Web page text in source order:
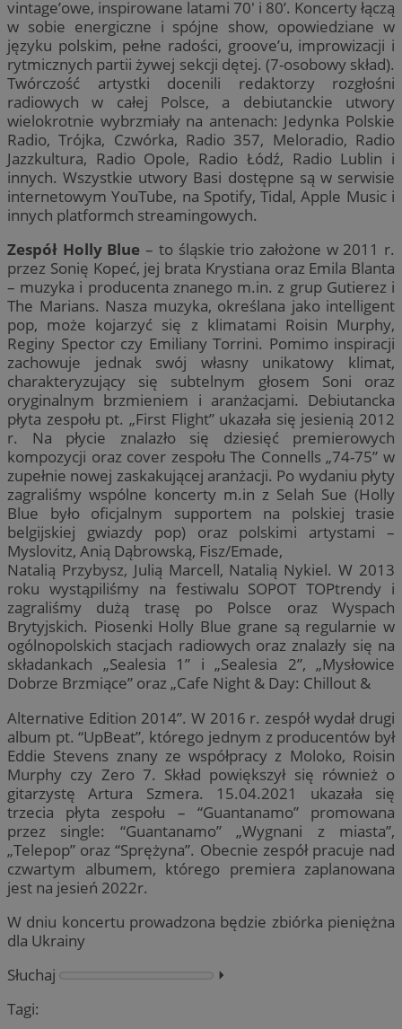
vintage’owe, inspirowane latami 70′ i 80’. Koncerty łączą
w sobie energiczne i spójne show, opowiedziane w
języku polskim, pełne radości, groove’u, improwizacji i
rytmicznych partii żywej sekcji dętej. (7-osobowy skład).
Twórczość artystki docenili redaktorzy rozgłośni
radiowych w całej Polsce, a debiutanckie utwory
wielokrotnie wybrzmiały na antenach: Jedynka Polskie
Radio, Trójka, Czwórka, Radio 357, Meloradio, Radio
Jazzkultura, Radio Opole, Radio Łódź, Radio Lublin i
innych. Wszystkie utwory Basi dostępne są w serwisie
internetowym YouTube, na Spotify, Tidal, Apple Music i
innych platformch streamingowych.
Zespół Holly Blue – to śląskie trio założone w 2011 r.
przez Sonię Kopeć, jej brata Krystiana oraz Emila Blanta
– muzyka i producenta znanego m.in. z grup Gutierez i
The Marians. Nasza muzyka, określana jako intelligent
pop, może kojarzyć się z klimatami Roisin Murphy,
Reginy Spector czy Emiliany Torrini. Pomimo inspiracji
zachowuje jednak swój własny unikatowy klimat,
charakteryzujący się subtelnym głosem Soni oraz
oryginalnym brzmieniem i aranżacjami. Debiutancka
płyta zespołu pt. „First Flight” ukazała się jesienią 2012
r. Na płycie znalazło się dziesięć premierowych
kompozycji oraz cover zespołu The Connells „74-75” w
zupełnie nowej zaskakującej aranżacji. Po wydaniu płyty
zagraliśmy wspólne koncerty m.in z Selah Sue (Holly
Blue było oficjalnym supportem na polskiej trasie
belgijskiej gwiazdy pop) oraz polskimi artystami –
Myslovitz, Anią Dąbrowską, Fisz/Emade,
Natalią Przybysz, Julią Marcell, Natalią Nykiel. W 2013
roku wystąpiliśmy na festiwalu SOPOT TOPtrendy i
zagraliśmy dużą trasę po Polsce oraz Wyspach
Brytyjskich. Piosenki Holly Blue grane są regularnie w
ogólnopolskich stacjach radiowych oraz znalazły się na
składankach „Sealesia 1” i „Sealesia 2”, „Mysłowice
Dobrze Brzmiące” oraz „Cafe Night & Day: Chillout &
Alternative Edition 2014”. W 2016 r. zespół wydał drugi
album pt. “UpBeat”, którego jednym z producentów był
Eddie Stevens znany ze współpracy z Moloko, Roisin
Murphy czy Zero 7. Skład powiększył się również o
gitarzystę Artura Szmera. 15.04.2021 ukazała się
trzecia płyta zespołu – “Guantanamo” promowana
przez single: “Guantanamo” „Wygnani z miasta”,
„Telepop” oraz “Sprężyna”. Obecnie zespół pracuje nad
czwartym albumem, którego premiera zaplanowana
jest na jesień 2022r.
W dniu koncertu prowadzona będzie zbiórka pieniężna
dla Ukrainy
Słuchaj
⏵︎
Tagi: